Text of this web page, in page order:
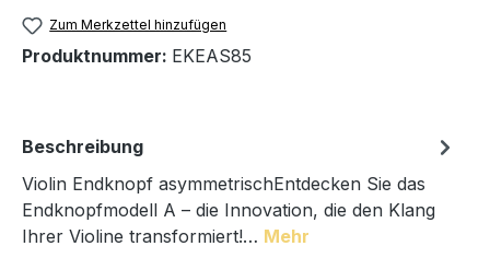
Zum Merkzettel hinzufügen
Produktnummer: EKEAS85
Beschreibung
Violin Endknopf asymmetrischEntdecken Sie das
Endknopfmodell A – die Innovation, die den Klang
Ihrer Violine transformiert!… Mehr